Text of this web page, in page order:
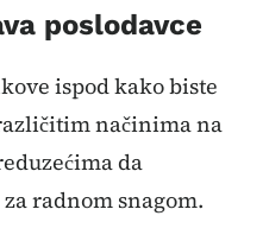
poslodavce
ispod kako biste
načinima na
da
radnom snagom.